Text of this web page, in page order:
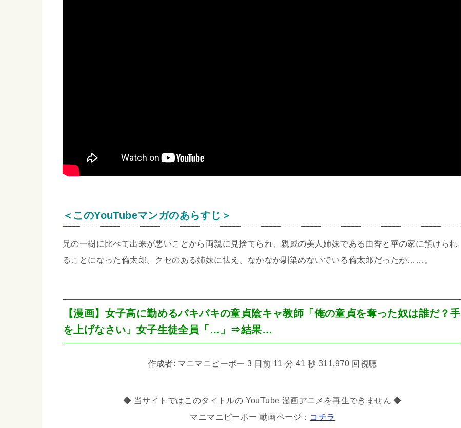
＜このYouTubeマンガのあらすじ＞
兄の一樹に比べて出来が悪いことから両親に見捨てられ、親戚の美人姉妹である由香と華の家に預けられ
ることになった倫太郎。クセのある姉妹に怯え、なかなか馴染めないでいる倫太郎だったが……。
【漫画】女子高に勤めるバキバキの童貞陰キャ教師「俺の童貞を奪った奴は誰だ？手
を上げなさい」女子生徒全員「…」⇒結果…
作成者: マニマニピーポー 3 日前 11 分 41 秒 311,970 回視聴
◆ 当サイトではこのタイトルの YouTube 漫画アニメを再生できません ◆
マニマニピーポー 動画ページ： コチラ